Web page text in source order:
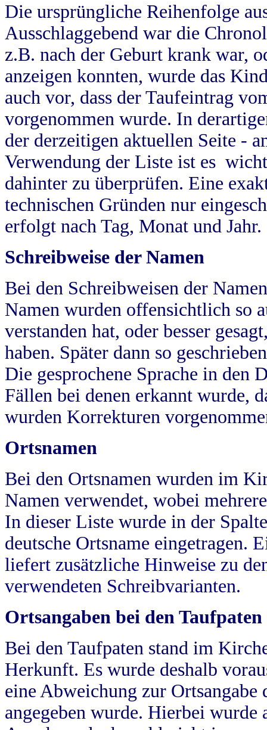
Die ursprüngliche Reihenfolge
Ausschlaggebend war die
z.B. nach der Geburt krank war,
anzeigen konnten, wurde das
auch vor, dass der Taufeintrag
vorgenommen wurde. In
der derzeitigen aktuellen Seite -
Verwendung der Liste ist es
dahinter zu überprüfen. Eine
technischen Gründen nur
erfolgt nach Tag, Monat und Jahr.
Schreibweise der Namen
Bei den Schreibweisen der
Namen wurden offensichtlich so
verstanden hat, oder besser
haben. Später dann so
Die gesprochene Sprache in
Fällen bei denen erkannt wurde,
wurden Korrekturen
Ortsnamen
Bei den Ortsnamen wurden im
Namen verwendet, wobei
In dieser Liste wurde in der
deutsche Ortsname eingetragen.
liefert zusätzliche Hinweise zu
verwendeten Schreibvarianten.
Ortsangaben bei den Taufpaten
Bei den Taufpaten stand im
Herkunft. Es wurde deshalb
eine Abweichung zur
angegeben wurde. Hierbei wurde